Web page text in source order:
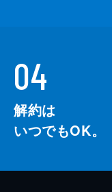
04
解約は
いつでもOK。